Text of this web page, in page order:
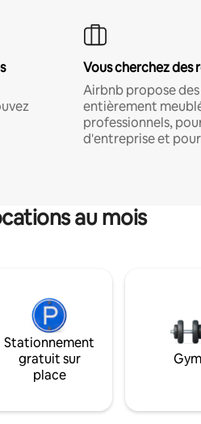
Vous cherchez des
Airbnb propose
entièrement
professionnels,
d'entreprise et
au mois
Stationnement
gratuit sur
place
Gym